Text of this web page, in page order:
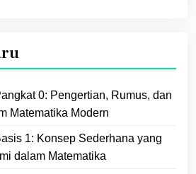
0: Pengertian, Rumus, dan
Matematika Modern
1: Konsep Sederhana yang
dalam Matematika